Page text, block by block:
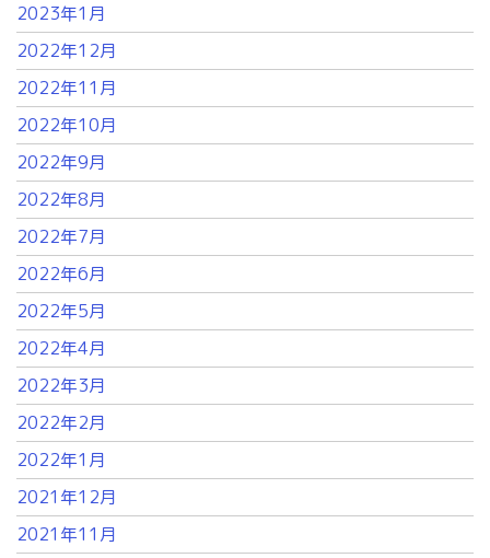
2023年1月
2022年12月
2022年11月
2022年10月
2022年9月
2022年8月
2022年7月
2022年6月
2022年5月
2022年4月
2022年3月
2022年2月
2022年1月
2021年12月
2021年11月